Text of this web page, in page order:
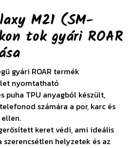
M21 (SM-
tok gyári ROAR
gyári ROAR termék
nyomtatható
puha TPU anyagból készült,
számára a por, karc és
keret védi, ami ideális
helyzetek és az